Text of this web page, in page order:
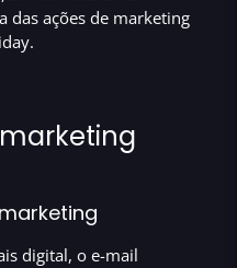
das ações de marketing
digital, o e-mail